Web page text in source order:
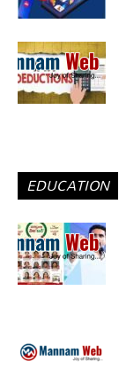
EDUCATION